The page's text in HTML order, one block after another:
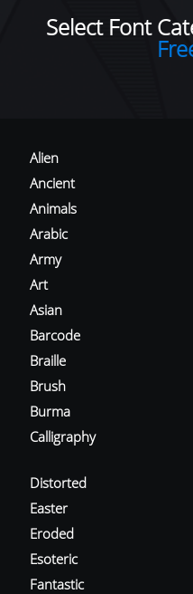
Select Font
Alien
Ancient
Animals
Arabic
Army
Art
Asian
Barcode
Braille
Brush
Burma
Calligraphy
Distorted
Easter
Eroded
Esoteric
Fantastic